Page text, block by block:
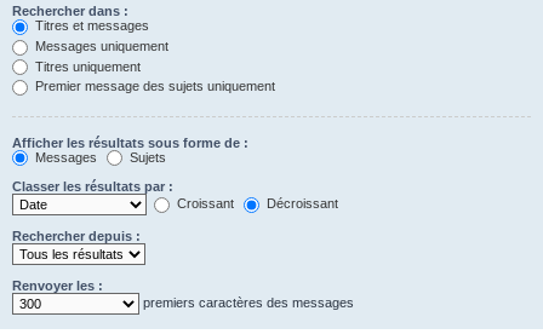
Rechercher dans :
Titres et messages
Messages uniquement
Titres uniquement
Premier message des sujets uniquement
Afficher les résultats sous forme de :
Messages
Sujets
Classer les résultats par :
Croissant
Décroissant
Rechercher depuis :
Renvoyer les :
premiers caractères des messages